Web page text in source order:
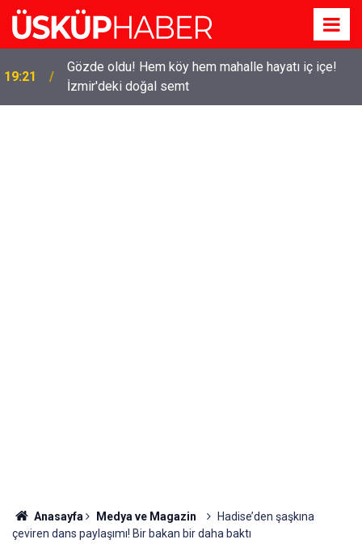
19:21
Gözde oldu! Hem köy hem mahalle hayatı iç içe!
İzmir'deki doğal semt
Anasayfa Medya ve Magazin
Hadise’den şaşkına
çeviren dans paylaşımı! Bir bakan bir daha baktı